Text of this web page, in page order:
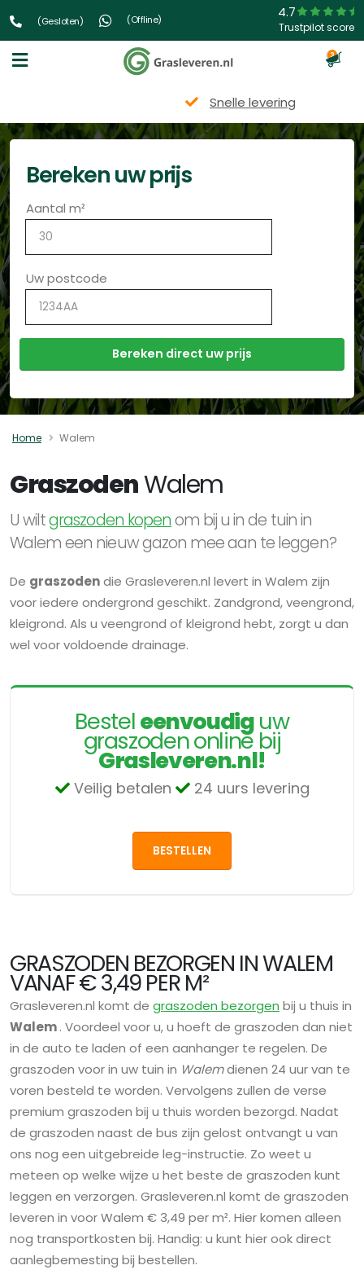
(Gesloten) (Offline) 4.7
Trustpilot score
3
Snelle levering
Bereken uw prijs
Aantal m²
Uw postcode
Home Walem
GraszodenWalem
U wiltgraszoden kopenom bij u in de tuin in
Walem een nieuw gazon mee aan te leggen?
De graszodendie Grasleveren.nl levert in Walem zijn
voor iedere ondergrond geschikt. Zandgrond, veengrond,
kleigrond. Als u veengrond of kleigrond hebt, zorgt u dan
wel voor voldoende drainage.
Besteleenvoudiguw
graszoden online bij
Grasleveren.nl!
Veilig betalen 24 uurs levering
BESTELLEN
GRASZODEN BEZORGEN IN WALEM
VANAF € 3,49 PER M²
Grasleveren.nl komt de graszoden bezorgen bij u thuis in
Walem. Voordeel voor u, u hoeft de graszoden dan niet
in de auto te laden of een aanhanger te regelen. De
graszoden voor in uw tuin in Walemdienen 24 uur van te
voren besteld te worden. Vervolgens zullen de verse
premium graszoden bij u thuis worden bezorgd. Nadat
de graszoden naast de bus zijn gelost ontvangt u van
ons nog een uitgebreide leg-instructie. Zo weet u
meteen op welke wijze u het beste de graszoden kunt
leggen en verzorgen. Grasleveren.nl komt de graszoden
leveren in voor Walem € 3,49 per m². Hier komen alleen
nog transportkosten bij. Handig: u kunt hier ook direct
aanlegbemesting bij bestellen.